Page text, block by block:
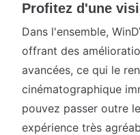
Profitez d'une
Dans l'ensemble,
offrant des
avancées, ce qui le
cinématographique
pouvez passer outre
expérience très